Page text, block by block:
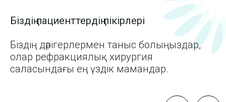
Біздің пациенттердің пікірлері
Біздің дәрігерлермен таныс болыңыздар,
олар рефракциялық хирургия
саласындағы ең үздік мамандар.